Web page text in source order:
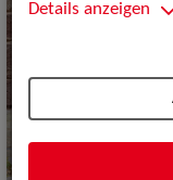
Details anzeigen